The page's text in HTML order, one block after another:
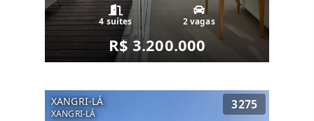
4 suítes 2 vagas
R$ 3.200.000
XANGRI-LÁ
XANGRI-LÁ
3275